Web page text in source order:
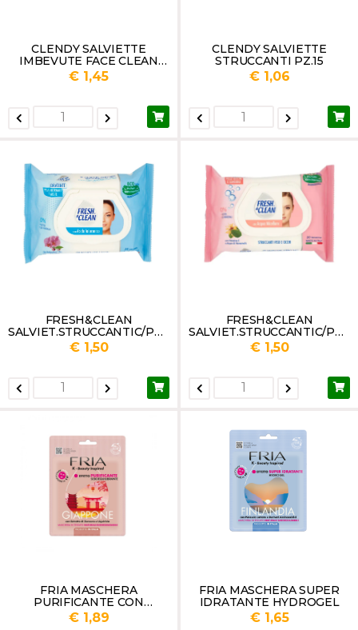
CLENDY SALVIETTE
IMBEVUTE FACE CLEAN
30PZ
€ 1,45
CLENDY SALVIETTE
STRUCCANTI PZ.15
€ 1,06
FRESH&CLEAN
SALVIET.STRUCCANTIC/POP
UP PELLI NORMALI PZ.20
€ 1,50
FRESH&CLEAN
SALVIET.STRUCCANTIC/POP
UP PELLI SENSIBILI PZ.20
€ 1,50
FRIA MASCHERA
PURIFICANTE CON
ESTRATTO
ZENZERO&LIQUIRIZIA
€ 1,89
FRIA MASCHERA SUPER
IDRATANTE HYDROGEL
€ 1,65